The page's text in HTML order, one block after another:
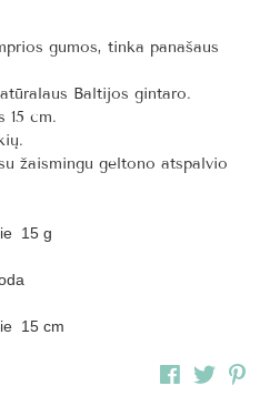
gumos, tinka panašaus
Baltijos gintaro.
15 cm.
žaismingu geltono atspalvio
15 g
15 cm